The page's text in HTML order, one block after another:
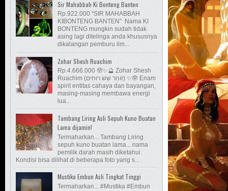
Sir Mahabbah Ki Bonteng Banten
Rp.922.000 “SIR MAHABBAH
KIBONTENG BANTEN” Nama KI
BONTENG mungkin sudah tidak
asing lagi ditelinga anda khususnya
dikalangan pemburu ilm...
Zohar Shesh Ruachim
Rp.4.666.000 🪬✨🔮 Zohar Shesh
Ruachim (זוֹהַר שֵׁשׁ רוּחִים) ✨🪬 Enam
spirit entitas cahaya dan bayangan,
masing-masing membawa energi
lua...
Tambang Liring Asli Sepuh Kuno Buatan
Lama dijamin!
Termaharkan... Tambang Liring
sepuh kuno buatan lama... nama
pemilik darah masih diketahui.
Kondisi bisa dilihat di beberapa foto yang s...
Mustika Embun Asli Tingkat Tinggi
Termaharkan... #Mustika #Embun